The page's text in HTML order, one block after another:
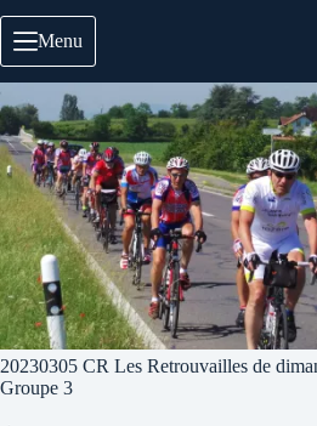
au
contenu
Menu
20230305 CR Les Retrouvailles de
Groupe 3